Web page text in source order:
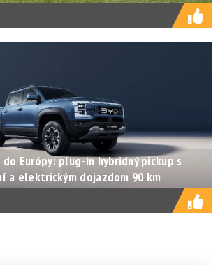
do Európy: plug-in hybridný pickup s
a elektrickým dojazdom 90 km